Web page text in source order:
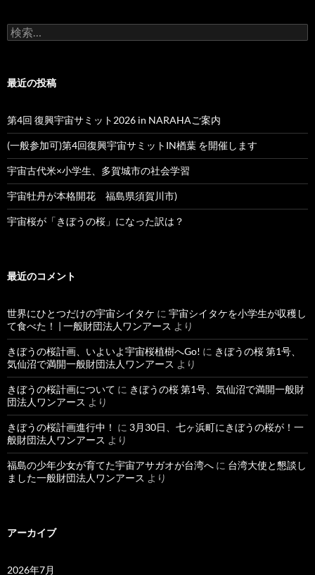
検
索:
最近の投稿
第4回 復興宇宙サミット2026 in NARAHAご案内
(一般参加可)第4回復興宇宙サミットIN楢葉 を開催します
宇宙古代米×小学生、多賀城市の社会学習
宇宙牡丹が本格開花 福島県須賀川市)
宇宙桜が「きぼうの桜」になった訳は？
最近のコメント
世界にひとつだけの宇宙シイタケ に 宇宙シイタケを小学生が収穫し
て食べた！ | 一般財団法人ワンアース より
きぼうの桜計画、いよいよ宇宙桜植樹へGo! に きぼうの桜 第1号、
気仙沼で満開一般財団法人ワンアース より
きぼうの桜計画について に きぼうの桜 第1号、気仙沼で満開一般財
団法人ワンアース より
きぼうの桜計画進行中！ に 3月30日、七ヶ浜町にきぼうの桜が！一
般財団法人ワンアース より
福島の少年少女が育てた宇宙アサガオが台湾へ に 台湾大使と懇談し
ました一般財団法人ワンアース より
アーカイブ
2026年7月